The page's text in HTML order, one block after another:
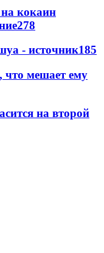
кокаин
278
- источник185
что мешает ему
на второй